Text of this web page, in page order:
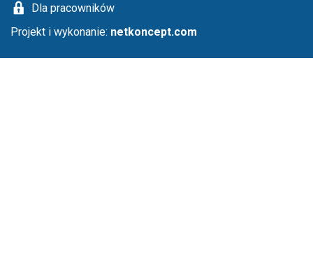
Dla pracowników
Projekt i wykonanie: netkoncept.com